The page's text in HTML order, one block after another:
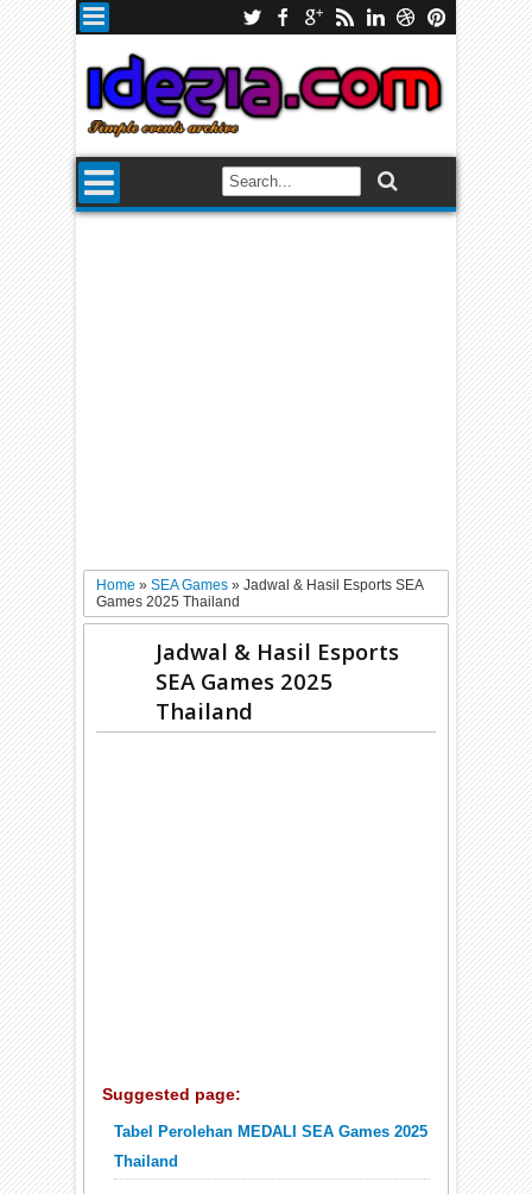
Home»SEA Games»Jadwal & Hasil Esports SEA
Games 2025 Thailand
Jadwal & Hasil Esports
SEA Games 2025
Thailand
Suggested page:
Tabel Perolehan MEDALI SEA Games 2025
Thailand